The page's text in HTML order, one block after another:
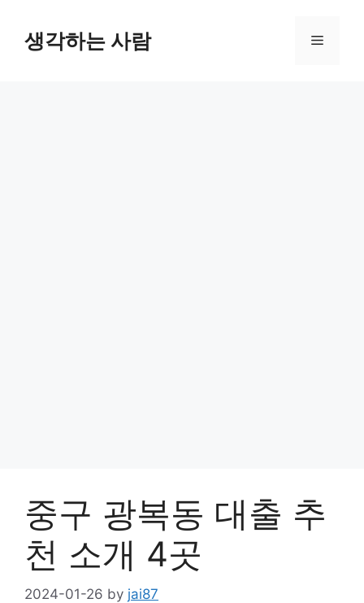
content생각하는 사람 Menu
중구 광복동 대출 추
천 소개 4곳
2024-01-26 by jai87